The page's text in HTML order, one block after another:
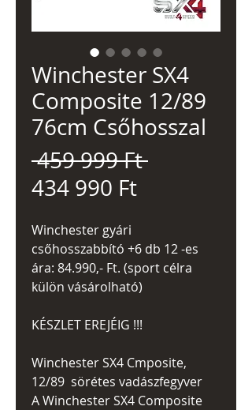
Winchester SX4
Composite 12/89
76cm Csőhosszal
459 999 Ft Szokásos
434 990 FtAkciós
Winchester gyári
csőhosszabbító +6 db 12 -es
ára: 84.990,- Ft. (sport célra
külön vásárolható)
KÉSZLET EREJÉIG !!!
Winchester SX4 Cmposite,
12/89 sörétes vadászfegyver
A Winchester SX4 Composite